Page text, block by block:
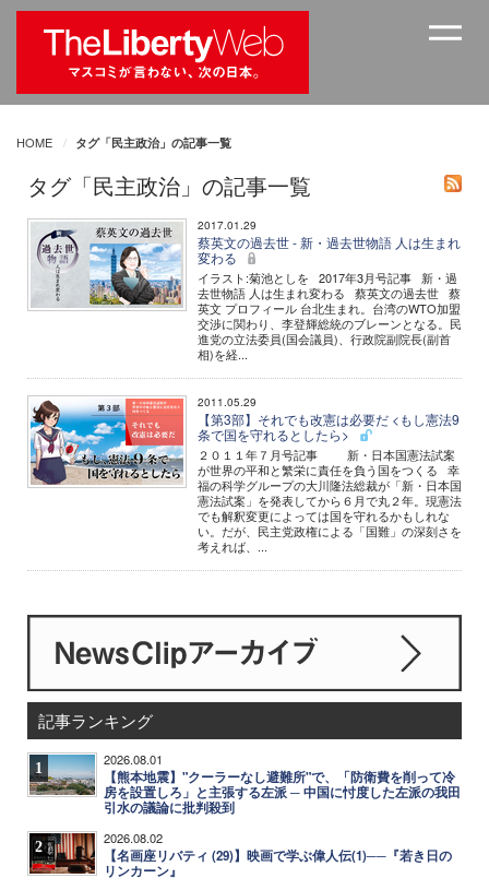
HOME タグ「民主政治」の記事一覧
タグ「民主政治」の記事一覧
2017.01.29
蔡英文の過去世 - 新・過去世物語 人は生まれ
変わる
イラスト:菊池としを 2017年3月号記事 新・過
去世物語 人は生まれ変わる 蔡英文の過去世 蔡
英文 プロフィール 台北生まれ。台湾のWTO加盟
交渉に関わり、李登輝総統のブレーンとなる。民
進党の立法委員(国会議員)、行政院副院長(副首
相)を経...
2011.05.29
【第3部】それでも改憲は必要だ <もし憲法9
条で国を守れるとしたら>
２０１１年７月号記事 新・日本国憲法試案
が世界の平和と繁栄に責任を負う国をつくる 幸
福の科学グループの大川隆法総裁が「新・日本国
憲法試案」を発表してから６月で丸２年。現憲法
でも解釈変更によっては国を守れるかもしれな
い。だが、民主党政権による「国難」の深刻さを
考えれば、...
記事ランキング
1 2026.08.01
【熊本地震】"クーラーなし避難所"で、「防衛費を削って冷
房を設置しろ」と主張する左派 ─ 中国に忖度した左派の我田
引水の議論に批判殺到
2 2026.08.02
【名画座リバティ (29)】映画で学ぶ偉人伝(1)──『若き日の
リンカーン』